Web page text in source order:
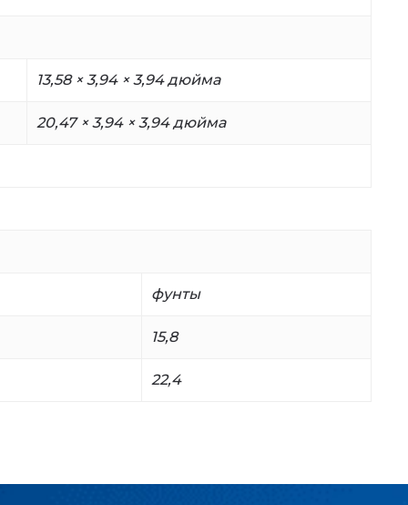
13,58 × 3,94 × 3,94 дюйма
20,47 × 3,94 × 3,94 дюйма
фунты
15,8
22,4